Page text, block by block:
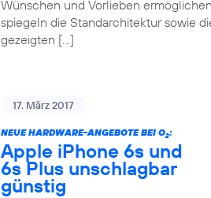
Wünschen und Vorlieben
spiegeln die Standarchitektur sowie
gezeigten […]
17. März 2017
NEUE HARDWARE-ANGEBOTE BEI O2:
Apple iPhone 6s und
6s Plus unschlagbar
günstig